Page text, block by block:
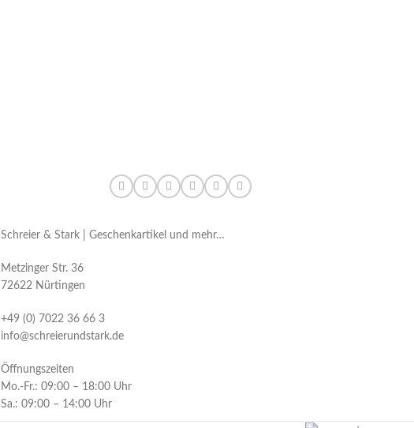
Schreier & Stark | Geschenkartikel und mehr…
Metzinger Str. 36
72622 Nürtingen
+49 (0) 7022 36 66 3
info@schreierundstark.de
Öffnungszeiten
Mo.-Fr.: 09:00 – 18:00 Uhr
Sa.: 09:00 – 14:00 Uhr